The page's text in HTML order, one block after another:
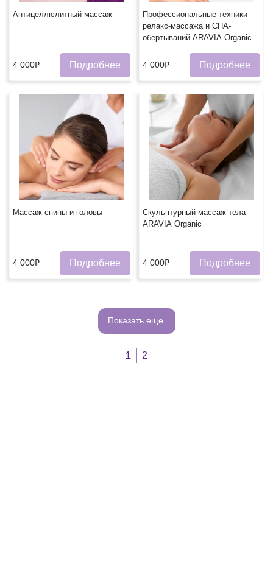
Антицеллюлитный массаж
4 000₽ Подробнее
Профессиональные техники
релакс-массажа и СПА-
обертываний ARAVIA Organic
4 000₽ Подробнее
Массаж спины и головы
4 000₽ Подробнее
Скульптурный массаж тела
ARAVIA Organic
4 000₽ Подробнее
Показать еще
1 2